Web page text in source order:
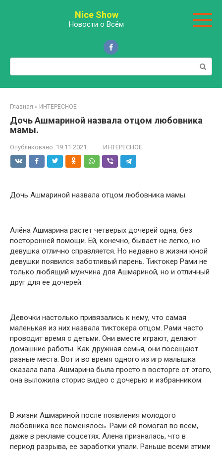
Nice Show
Новости о Всём
Поиск:
Главная » ИНТЕРЕСНОЕ
Дочь Ашмариной назвала отцом любовника
мамы.
Опубликовано: 19.11.2021 ИНТЕРЕСНОЕ
Дочь Ашмариной назвала отцом любовника мамы.
Алёна Ашмарина растет четверых дочерей одна, без
посторонней помощи. Ей, конечно, бывает не легко, но
девушка отлично справляется. Но недавно в жизни юной
девушки появился заботливый парень. Тиктокер Рами не
только любящий мужчина для Ашмариной, но и отличный
друг для ее дочерей.
Девочки настолько привязались к нему, что самая
маленькая из них назвала тиктокера отцом. Рами часто
проводит время с детьми. Они вместе играют, делают
домашние работы. Как дружная семья, они посещают
разные места. Вот и во время одного из игр малышка
сказала папа. Ашмарина была просто в восторге от этого,
она выложила сторис видео с дочерью и избранником.
В жизни Ашмариной после появления молодого
любовника все поменялось. Рами ей помогал во всем,
даже в рекламе соцсетях. Алена призналась, что в
период разрыва, ее заработки упали. Раньше всеми этими